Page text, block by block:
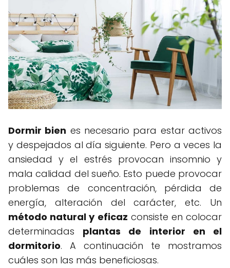
Dormir bien es necesario para estar activos
y despejados al día siguiente. Pero a veces la
ansiedad y el estrés provocan insomnio y
mala calidad del sueño. Esto puede provocar
problemas de concentración, pérdida de
energía, alteración del carácter, etc. Un
método natural y eficaz consiste en colocar
determinadas plantas de interior en el
dormitorio. A continuación te mostramos
cuáles son las más beneficiosas.